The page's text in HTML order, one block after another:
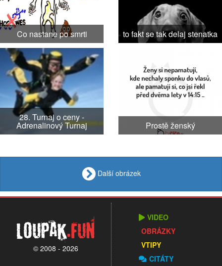
Co nastane po smrti to fakt se tak delaj stenatka
28. Turnaj o ceny -
Adrenalinový Turnaj Prostě ženský
Další obrázek
Loupak.fun
© 2008 - 2026
VIDEO
OBRÁZKY
VTIPY
CITÁTY